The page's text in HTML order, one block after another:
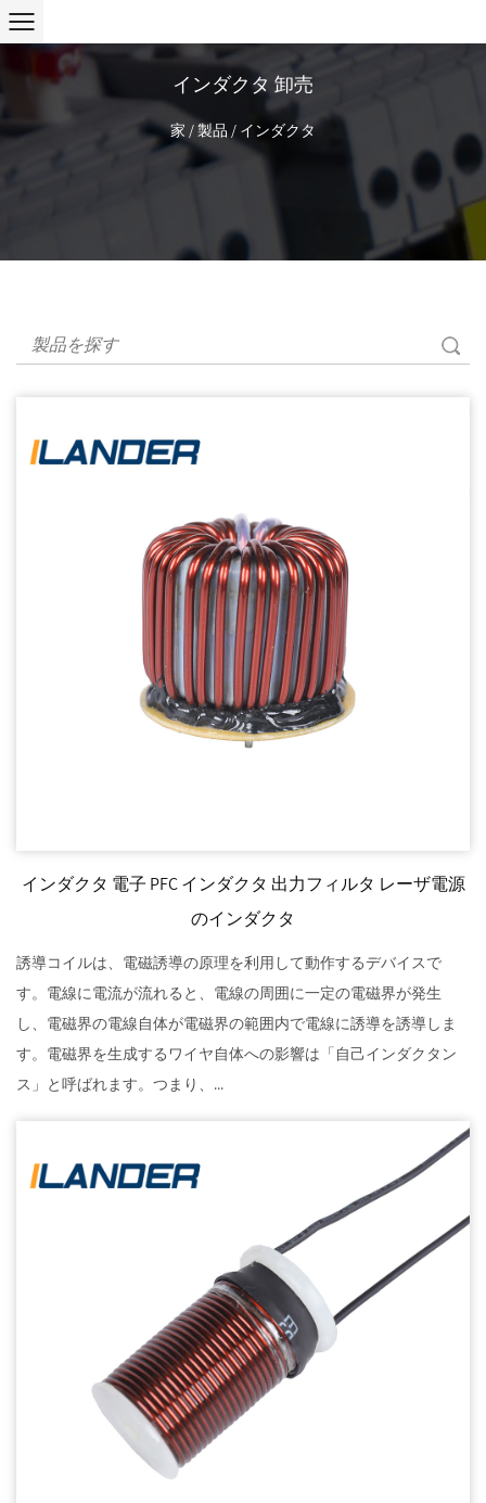
インダクタ 卸売
家 /製品 / インダクタ
インダクタ 電子 PFC インダクタ 出力フィルタ レーザ電源
のインダクタ
誘導コイルは、電磁誘導の原理を利用して動作するデバイスで
す。電線に電流が流れると、電線の周囲に一定の電磁界が発生
し、電磁界の電線自体が電磁界の範囲内で電線に誘導を誘導しま
す。電磁界を生成するワイヤ自体への影響は「自己インダクタン
ス」と呼ばれます。つまり、...